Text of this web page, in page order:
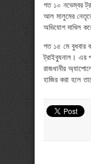
গত ১০ নভেম্বর
আল মালুমের
অভিযোগ দাখিল
গত ১৫ মে বুধবার
ট্রাইব্যুনাল। এর
রাজধানীর
হাজির করা হলে